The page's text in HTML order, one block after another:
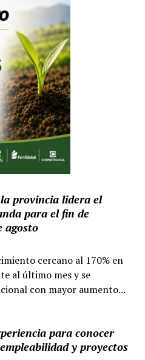
provincia lidera el
para el fin de
agosto
cercano al 170% en
al último mes y se
con mayor aumento...
para conocer
y proyectos